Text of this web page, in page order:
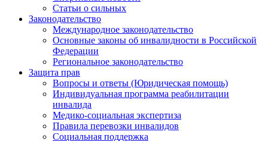
Статьи о сильных
Законодательство
Международное законодательство
Основные законы об инвалидности в Российской
Федерации
Региональное законодательство
Защита прав
Вопросы и ответы (Юридическая помощь)
Индивидуальная программа реабилитации
инвалида
Медико-социальная экспертиза
Правила перевозки инвалидов
Социальная поддержка